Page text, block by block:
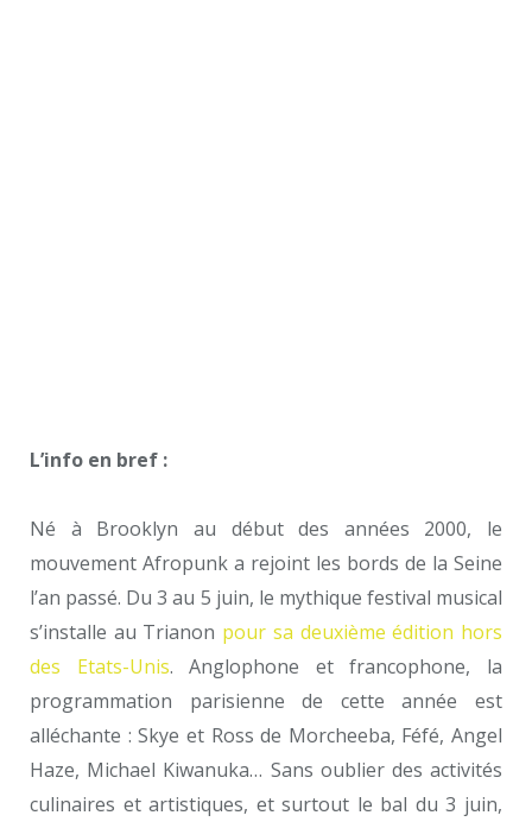
L’info en bref :
Né à Brooklyn au début des années 2000, le
mouvement Afropunk a rejoint les bords de la Seine
l’an passé. Du 3 au 5 juin, le mythique festival musical
s’installe au Trianon pour sa deuxième édition hors
des Etats-Unis. Anglophone et francophone, la
programmation parisienne de cette année est
alléchante : Skye et Ross de Morcheeba, Féfé, Angel
Haze, Michael Kiwanuka… Sans oublier des activités
culinaires et artistiques, et surtout le bal du 3 juin,